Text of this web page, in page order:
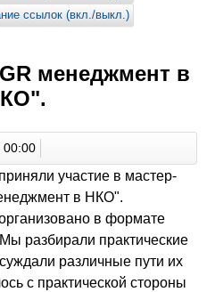
ссылок (вкл./выкл.)
менеджмент в
00:00
участие в мастер-
в НКО".
в формате
разбирали практические
различные пути их
с практической стороны